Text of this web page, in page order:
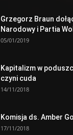
Grzegorz Braun
Narodowy i Partia
05/01/2019
Kapitalizm w
czyni cuda
14/11/2018
Komisja ds. Amber
17/11/2018